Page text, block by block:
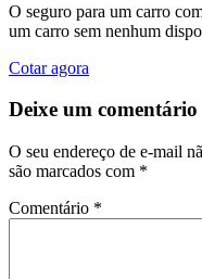
O seguro para um carro
um carro sem nenhum
Cotar agora
Deixe um comentário
O seu endereço de e-mail
são marcados com *
Comentário *